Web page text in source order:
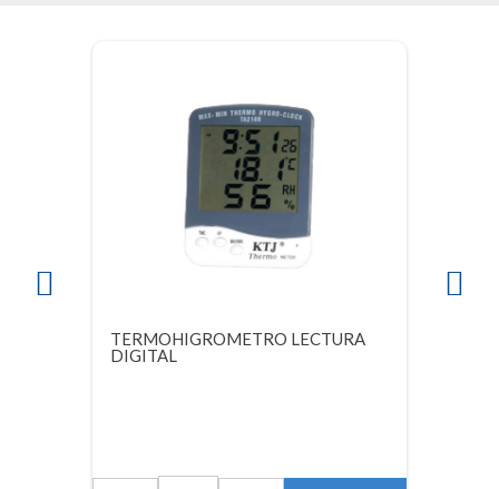
TERMOHIGROMETRO LECTURA
DIGITAL